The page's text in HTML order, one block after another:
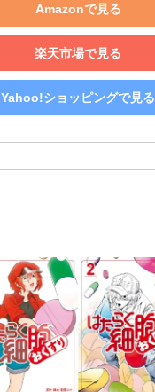
Amazonで見る
楽天市場で見る
Yahoo!ショッピングで見る